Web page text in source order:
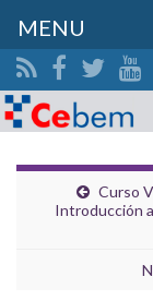
Curso
Introducción
MENU